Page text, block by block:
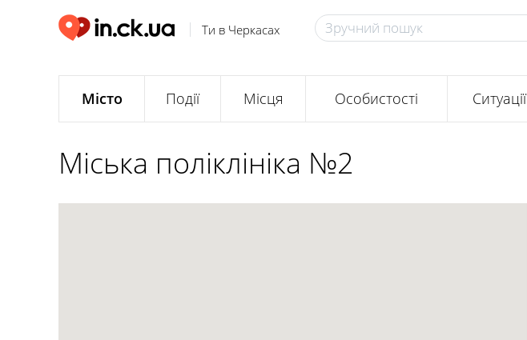
Ти в Черкасах
Місто Події Місця Особистості Ситуації
Міська поліклініка №2